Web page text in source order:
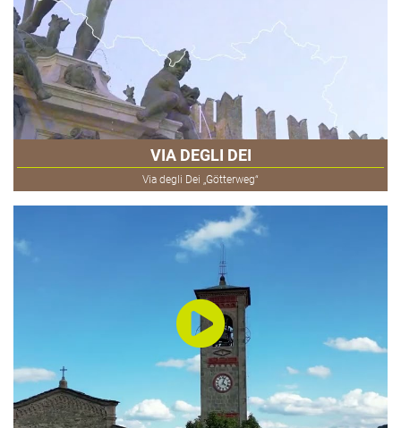
VIA DEGLI DEI
Via degli Dei „Götterweg“